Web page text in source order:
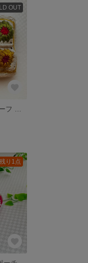
OUT
残り1点